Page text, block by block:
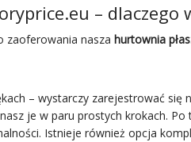
– dlaczego
zaoferowania nasza hurtownia
– wystarczy zarejestrować
je w paru prostych krokach.
Istnieje również opcja